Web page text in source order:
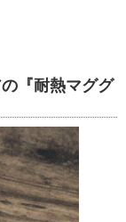
『耐熱マググ